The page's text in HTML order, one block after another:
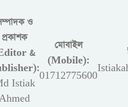
ও
প্রকাশক
&
Istiak
মোবাইল
(Mobile):
01712775600